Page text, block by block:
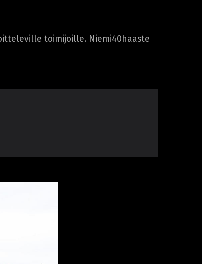
toimijoille. Niemi40haaste